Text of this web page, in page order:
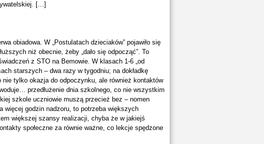
[…]
obiadowa. W „Postulatach dzieciaków” pojawiło się
niż obecnie, żeby „dało się odpocząć”. To
z STO na Bemowie. W klasach 1-6 „od
starszych – dwa razy w tygodniu; na dokładkę
tylko okazja do odpoczynku, ale również kontaktów
przedłużenie dnia szkolnego, co nie wszystkim
szkole uczniowie muszą przecież bez – nomen
więcej godzin nadzoru, to potrzeba większych
większej szansy realizacji, chyba że w jakiejś
społeczne za równie ważne, co lekcje spędzone